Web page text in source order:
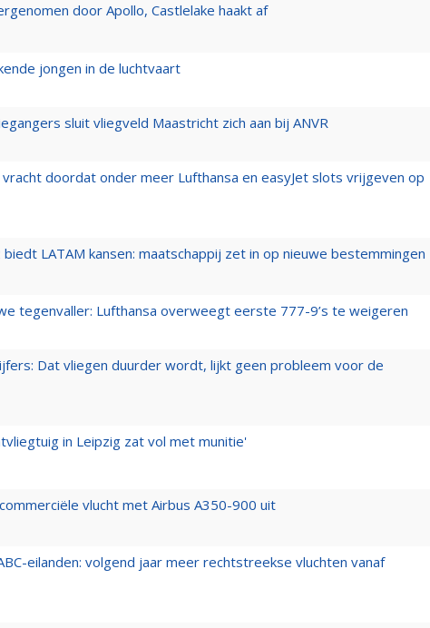
door Apollo, Castlelake haakt af
jongen in de luchtvaart
sluit vliegveld Maastricht zich aan bij ANVR
doordat onder meer Lufthansa en easyJet slots vrijgeven op
LATAM kansen: maatschappij zet in op nieuwe bestemmingen
tegenvaller: Lufthansa overweegt eerste 777-9’s te weigeren
Dat vliegen duurder wordt, lijkt geen probleem voor de
in Leipzig zat vol met munitie'
vlucht met Airbus A350-900 uit
eilanden: volgend jaar meer rechtstreekse vluchten vanaf